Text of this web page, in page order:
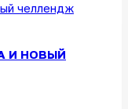
И НОВЫЙ